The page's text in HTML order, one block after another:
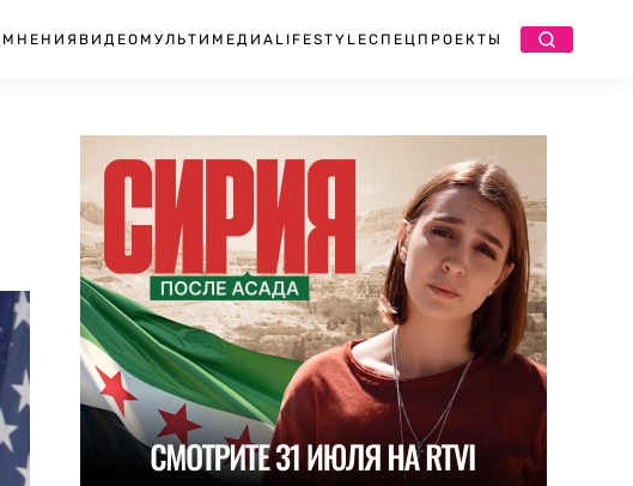
МНЕНИЯ ВИДЕО МУЛЬТИМЕДИА LIFESTYLEСПЕЦПРОЕКТЫ